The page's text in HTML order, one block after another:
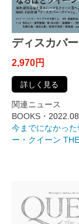
ディスカバ
2,970円
詳しく見る
関連ニュース
BOOKS・
今までになかっ
ー・クイーン